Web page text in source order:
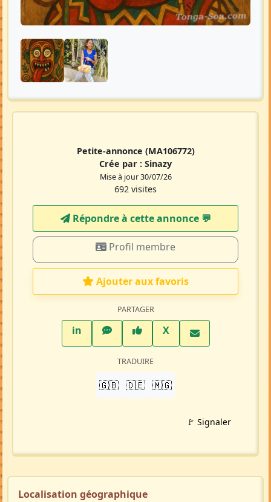
Petite-annonce (MA106772)
Crée par : Sinazy
Mise à jour 30/07/26
692 visites
Répondre à cette annonce 💬​
Profil membre
Ajouter aux favoris
PARTAGER
inLinkedInWhatsAppFacebook
XTwitter X
TRADUIRE
🇬🇧 🇩🇪 🇲🇬
🚩 Signaler
Localisation géographique